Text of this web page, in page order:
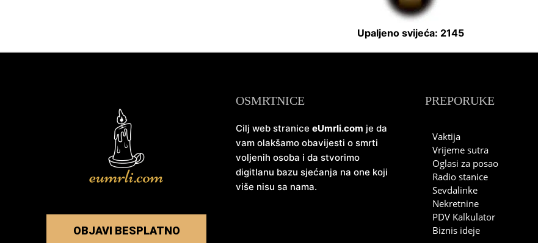
Upaljeno svijeća: 2145
OBJAVI BESPLATNO
OSMRTNICE
Cilj web stranice eUmrli.com je da
vam olakšamo obavijesti o smrti
voljenih osoba i da stvorimo
digitlanu bazu sjećanja na one koji
više nisu sa nama.
PREPORUKE
Vaktija
Vrijeme sutra
Oglasi za posao
Radio stanice
Sevdalinke
Nekretnine
PDV Kalkulator
Biznis ideje